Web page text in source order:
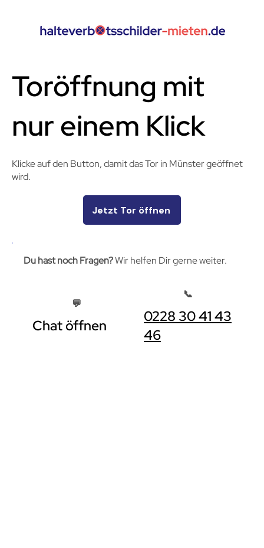
Toröffnung mit
nur einem Klick
Klicke auf den Button, damit das Tor in Münster geöffnet
wird.
Jetzt Tor öffnen
Du hast noch Fragen?Wir helfen Dir gerne weiter.
📞
0228 30 41 43
46
💬
Chat öffnen